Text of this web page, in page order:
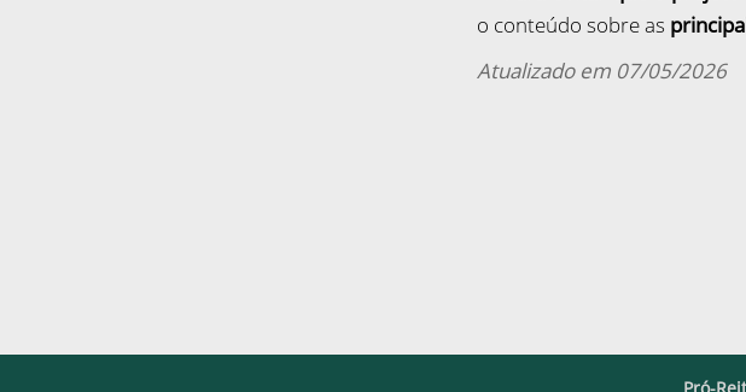
o conteúdo sobre as
Atualizado em 07/05/2026